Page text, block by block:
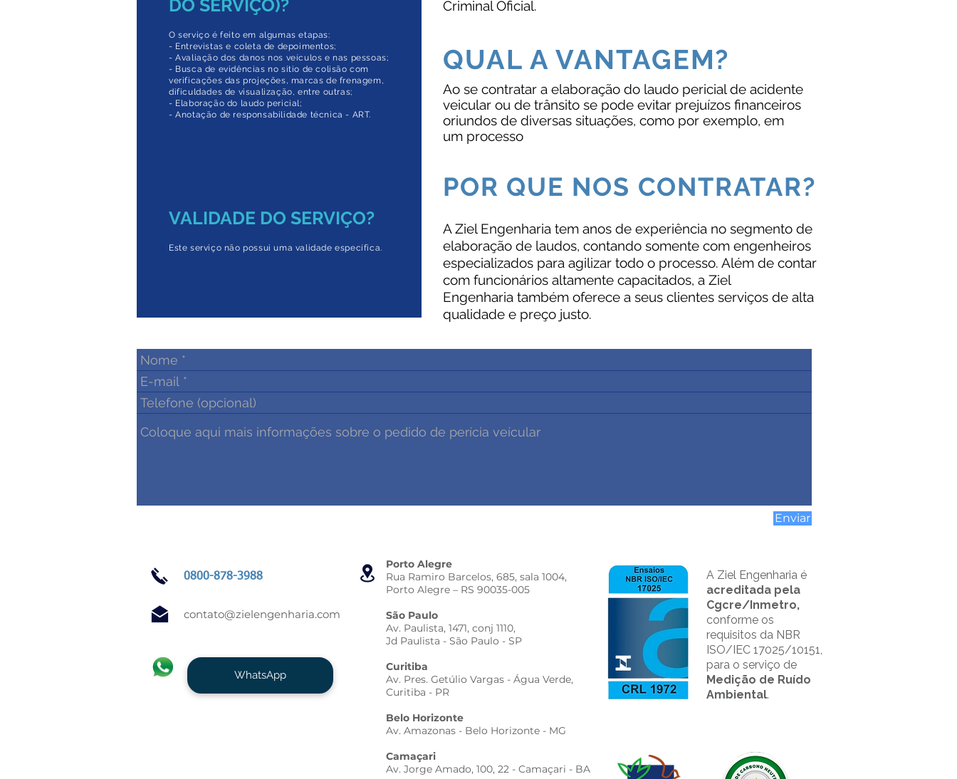
DO SERVIÇO)?
O serviço é feito em algumas etapas:
- Entrevistas e coleta de depoimentos;
- Avaliação dos danos nos veículos e nas pessoas;
- Busca de evidências no sitio de colisão com
verificações das projeções, marcas de frenagem,
dificuldades de visualização, entre outras;
- Elaboração do laudo pericial;
- Anotação de responsabilidade técnica - ART.
VALIDADE DO SERVIÇO?
Este serviço não possui uma validade específica.
Criminal Oficial.
QUAL A VANTAGEM?
Ao se contratar a elaboração do laudo pericial de acidente
veicular ou de trânsito se pode evitar prejuízos financeiros
oriundos de diversas situações, como por exemplo, em
um processo
POR QUE NOS CONTRATAR?
A Ziel Engenharia tem anos de experiência no segmento de
elaboração de laudos, contando somente com engenheiros
especializados para agilizar todo o processo. Além de contar
com funcionários altamente capacitados, a Ziel
Engenharia também oferece a seus clientes serviços de alta
qualidade e preço justo.
Enviar
0800-878-3988
contato@zielengenharia.com
WhatsApp
A Ziel Engenharia é
acreditada pela
Cgcre/Inmetro,
conforme os
requisitos da NBR
ISO/IEC 17025/10151,
para o serviço de
Medição de Ruído
Ambiental.
Porto Alegre
Rua Ramiro Barcelos, 685, sala 1004,
Porto Alegre – RS 90035-005
São Paulo
Av. Paulista, 1471, conj 1110,
Jd Paulista - São Paulo - SP
Curitiba
Av. Pres. Getúlio Vargas - Água Verde,
Curitiba - PR
Belo Horizonte
Av. Amazonas - Belo Horizonte - MG
Camaçari
Av. Jorge Amado, 100, 22 - Camaçari - BA